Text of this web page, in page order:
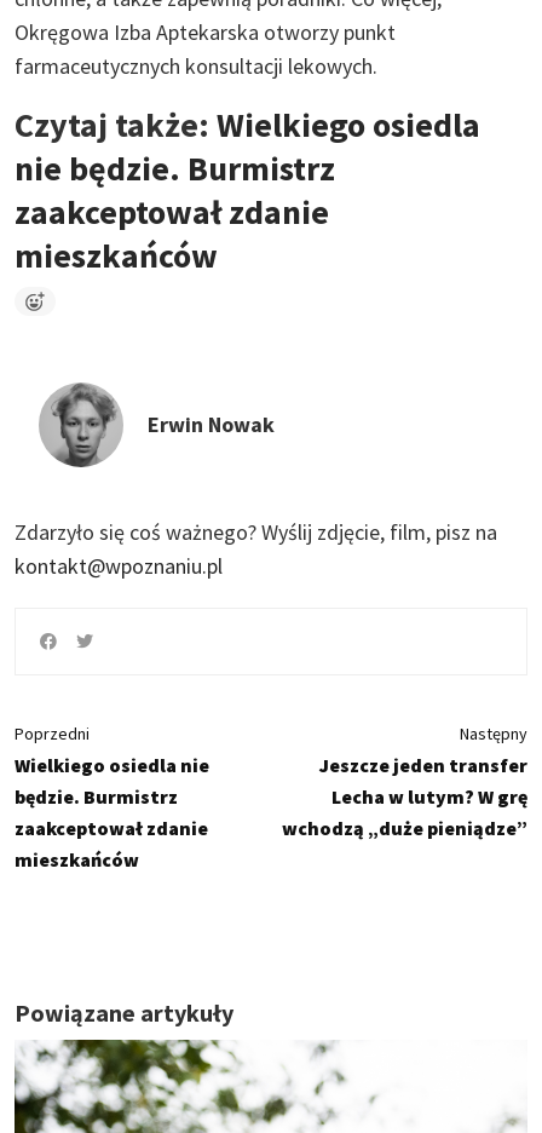
Okręgowa Izba Aptekarska otworzy punkt
farmaceutycznych konsultacji lekowych.
Czytaj także: Wielkiego osiedla
nie będzie. Burmistrz
zaakceptował zdanie
mieszkańców
Erwin Nowak
Zdarzyło się coś ważnego?Wyślij zdjęcie, film, pisz na
kontakt@wpoznaniu.pl
Poprzedni
Wielkiego osiedla nie
będzie. Burmistrz
zaakceptował zdanie
mieszkańców
Następny
Jeszcze jeden transfer
Lecha w lutym? W grę
wchodzą „duże pieniądze”
Powiązane artykuły